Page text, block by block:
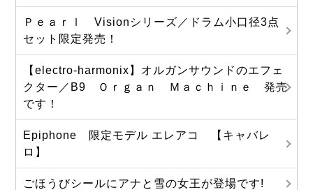
Ｐｅａｒｌ Visionシリーズ／ドラム小口径3点
セット限定発売！
【electro-harmonix】オルガンサウンドのエフェ
クター／B9 Ｏｒｇａｎ Ｍａｃｈｉｎｅ 発売
です！
Epiphone 限定モデル エレアコ 【キャバレ
ロ】
ごほうびシールにアナと雪の女王が登場です!